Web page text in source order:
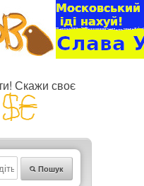
Скажи своє
Пошук